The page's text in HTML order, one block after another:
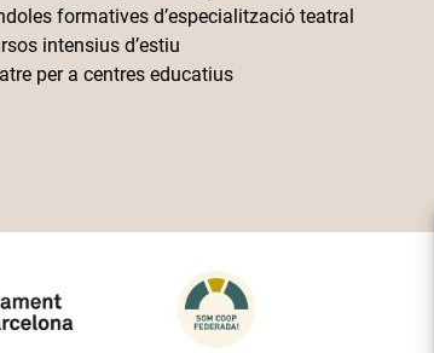
formatives d’especialització teatral
intensius d’estiu
per a centres educatius